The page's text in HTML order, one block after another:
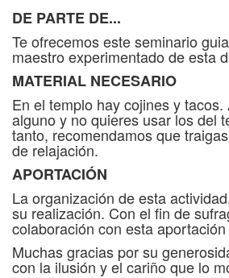
DE PARTE DE...
Te ofrecemos este seminario
maestro experimentado de esta
MATERIAL NECESARIO
En el templo hay cojines y
alguno y no quieres usar los del
tanto, recomendamos que
de relajación.
APORTACIÓN
La organización de esta
su realización. Con el fin de
colaboración con esta
Muchas gracias por su
con la ilusión y el cariño que lo